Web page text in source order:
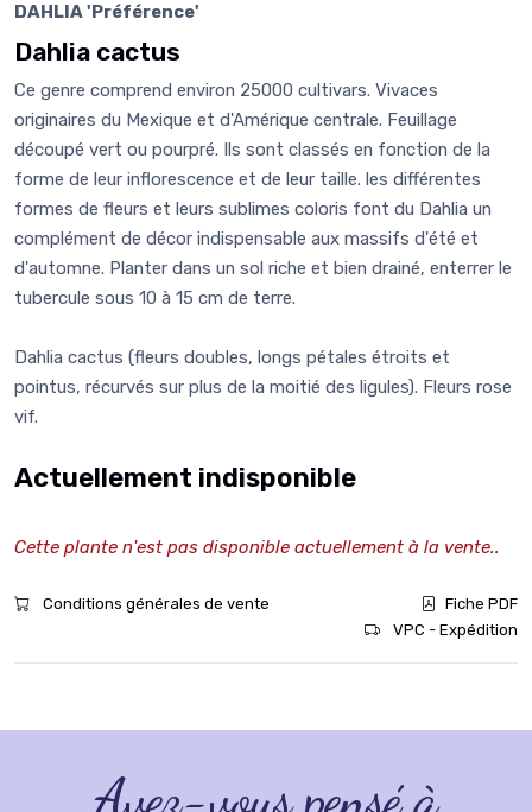
DAHLIA 'Préférence'
Dahlia cactus
Ce genre comprend environ 25000 cultivars. Vivaces
originaires du Mexique et d'Amérique centrale. Feuillage
découpé vert ou pourpré. Ils sont classés en fonction de la
forme de leur inflorescence et de leur taille. les différentes
formes de fleurs et leurs sublimes coloris font du Dahlia un
complément de décor indispensable aux massifs d'été et
d'automne. Planter dans un sol riche et bien drainé, enterrer le
tubercule sous 10 à 15 cm de terre.
Dahlia cactus (fleurs doubles, longs pétales étroits et
pointus, récurvés sur plus de la moitié des ligules). Fleurs rose
vif.
Actuellement indisponible
Cette plante n'est pas disponible actuellement à la vente..
Conditions générales de vente
Fiche PDF
VPC - Expédition
Avez-vous pensé à